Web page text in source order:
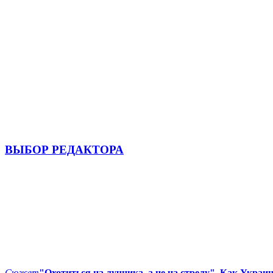
ВЫБОР РЕДАКТОРА